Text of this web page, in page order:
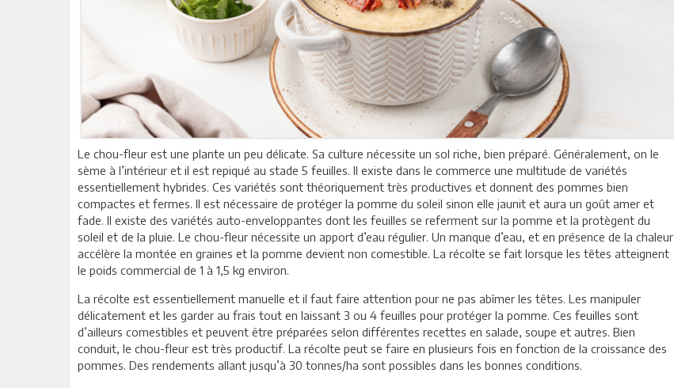
Le chou-fleur est une plante un peu délicate. Sa culture nécessite un sol riche, bien préparé. Généralement, on le
sème à l’intérieur et il est repiqué au stade 5 feuilles. Il existe dans le commerce une multitude de variétés
essentiellement hybrides. Ces variétés sont théoriquement très productives et donnent des pommes bien
compactes et fermes. Il est nécessaire de protéger la pomme du soleil sinon elle jaunit et aura un goût amer et
fade. Il existe des variétés auto-enveloppantes dont les feuilles se referment sur la pomme et la protègent du
soleil et de la pluie. Le chou-fleur nécessite un apport d’eau régulier. Un manque d’eau, et en présence de la chaleur,
accélère la montée en graines et la pomme devient non comestible. La récolte se fait lorsque les têtes atteignent
le poids commercial de 1 à 1,5 kg environ.
La récolte est essentiellement manuelle et il faut faire attention pour ne pas abîmer les têtes. Les manipuler
délicatement et les garder au frais tout en laissant 3 ou 4 feuilles pour protéger la pomme. Ces feuilles sont
d’ailleurs comestibles et peuvent être préparées selon différentes recettes en salade, soupe et autres. Bien
conduit, le chou-fleur est très productif. La récolte peut se faire en plusieurs fois en fonction de la croissance des
pommes. Des rendements allant jusqu’à 30 tonnes/ha sont possibles dans les bonnes conditions.